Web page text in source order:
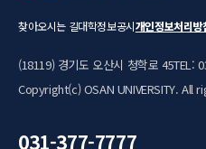
찾아오시는 길대학정보공시개인정보처리방
(18119) 경기도 오산시 청학로 45TEL:
Copyright(c) OSAN UNIVERSITY. All
031-377-7777